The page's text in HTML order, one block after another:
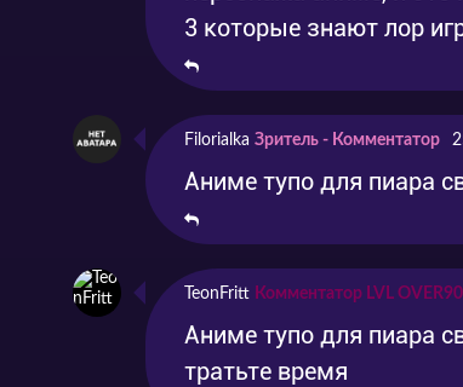
3 которые знают лор
Filorialka Зритель - Комментатор
Аниме тупо для пиара
TeonFritt Комментатор LVL
Аниме тупо для пиара
тратьте время